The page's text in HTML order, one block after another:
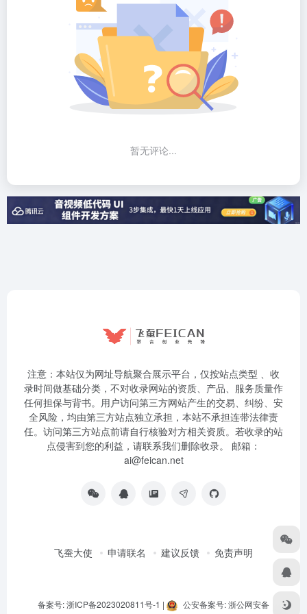
暂无评论...
注意：本站仅为网址导航聚合展示平台，仅按站点类型 、收
录时间做基础分类，不对收录网站的资质、产品、服务质量作
任何担保与背书。用户访问第三方网站产生的交易、纠纷、安
全风险，均由第三方站点独立承担，本站不承担连带法律责
任。访问第三方站点前请自行核验对方相关资质。若收录的站
点侵害到您的利益，请联系我们删除收录。 邮箱：
ai@feican.net
飞蚕大使 申请联名 建议反馈 免责声明
备案号: 浙ICP备2023020811号-1 |
公安备案号: 浙公网安备